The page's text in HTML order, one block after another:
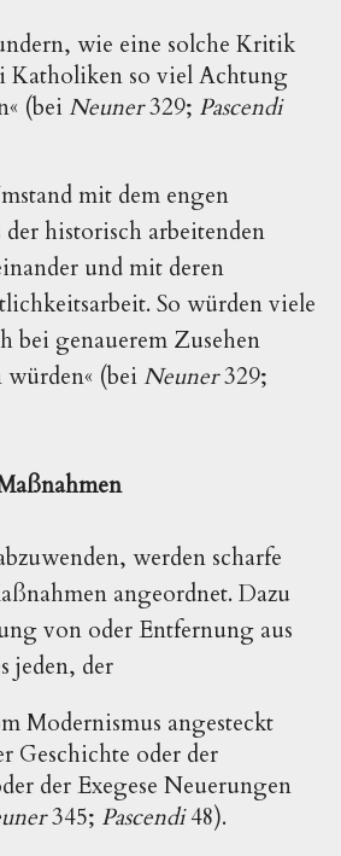
wie eine solche Kritik
Katholiken so viel Achtung
« (beiNeuner329; Pascendi
mit dem engen
der historisch arbeitenden
und mit deren
So würden viele
bei genauerem Zusehen
würden« (beiNeuner329;
werden scharfe
angeordnet. Dazu
von oder Entfernung aus
jeden, der
Modernismus angesteckt
Geschichte oder der
der Exegese Neuerungen
345; Pascendi48).